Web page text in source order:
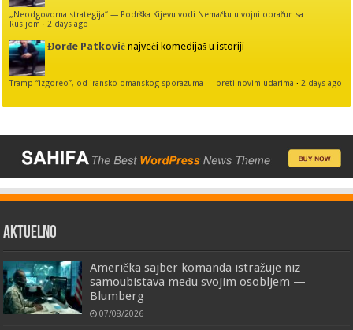
„Neodgovorna strategija“ — Podrška Kijevu vodi Nemačku u vojni obračun sa
Rusijom · 2 days ago
Đorđe Patković najveći komedijaš u istoriji
Tramp “izgoreo”, od iransko-omanskog sporazuma — preti novim udarima · 2 days ago
AKTUELNO
Američka sajber komanda istražuje niz
samoubistava među svojim osobljem —
Blumberg
07/08/2026